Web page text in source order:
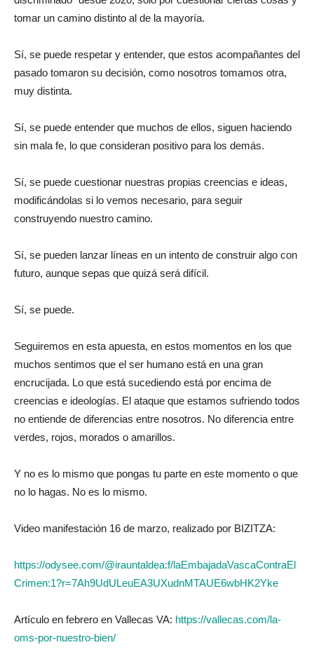
tomar un camino distinto al de la mayoría.
Sí, se puede respetar y entender, que estos acompañantes del
pasado tomaron su decisión, como nosotros tomamos otra,
muy distinta.
Sí, se puede entender que muchos de ellos, siguen haciendo
sin mala fe, lo que consideran positivo para los demás.
Sí, se puede cuestionar nuestras propias creencias e ideas,
modificándolas si lo vemos necesario, para seguir
construyendo nuestro camino.
Sí, se pueden lanzar líneas en un intento de construir algo con
futuro, aunque sepas que quizá será difícil.
Sí, se puede.
Seguiremos en esta apuesta, en estos momentos en los que
muchos sentimos que el ser humano está en una gran
encrucijada. Lo que está sucediendo está por encima de
creencias e ideologías. El ataque que estamos sufriendo todos
no entiende de diferencias entre nosotros. No diferencia entre
verdes, rojos, morados o amarillos.
Y no es lo mismo que pongas tu parte en este momento o que
no lo hagas. No es lo mismo.
Video manifestación 16 de marzo, realizado por BIZITZA:
https://odysee.com/@irauntaldea:f/laEmbajadaVascaContraEl
Crimen:1?r=7Ah9UdULeuEA3UXudnMTAUE6wbHK2Yke
Artículo en febrero en Vallecas VA: https://vallecas.com/la-
oms-por-nuestro-bien/